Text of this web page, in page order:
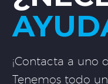
¡Contacta a uno
Tenemos todo